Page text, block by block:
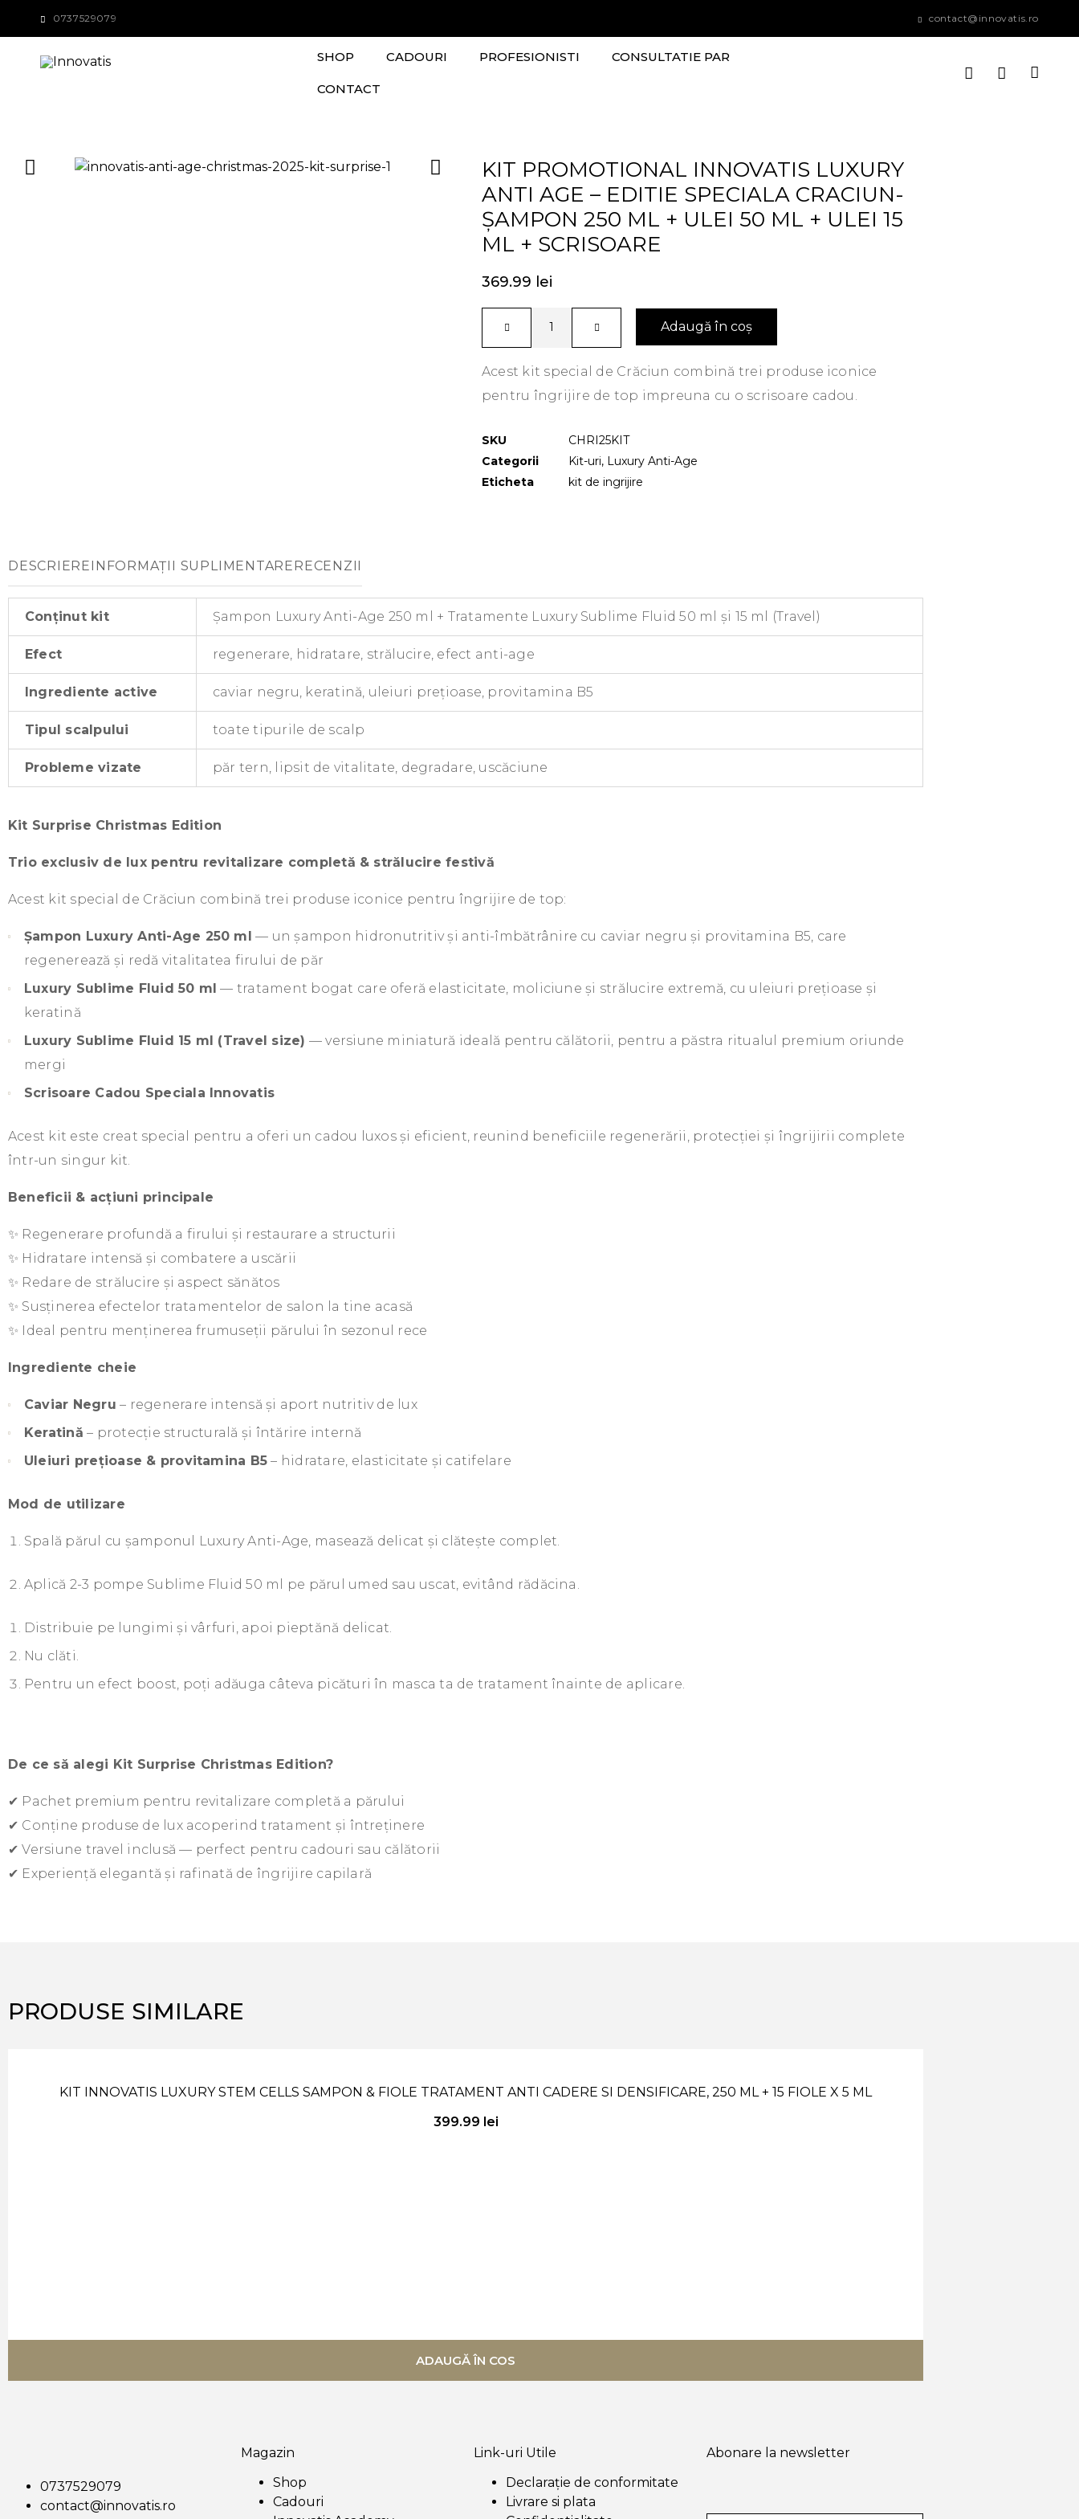
0737529079 contact@innovatis.ro
SHOP CADOURI PROFESIONISTI CONSULTATIE PAR
CONTACT
KIT PROMOTIONAL INNOVATIS LUXURY
ANTI AGE – EDITIE SPECIALA CRACIUN-
ȘAMPON 250 ML + ULEI 50 ML + ULEI 15
ML + SCRISOARE
369.99 lei
Adaugă în coș
Acest kit special de Crăciun combină trei produse iconice
pentru îngrijire de top impreuna cu o scrisoare cadou.
SKU
CHRI25KIT
Categorii
Kit-uri, Luxury Anti-Age
Eticheta
kit de ingrijire
DESCRIEREINFORMAȚII SUPLIMENTARERECENZII
Conținut kit Șampon Luxury Anti-Age 250 ml + Tratamente Luxury Sublime Fluid 50 ml și 15 ml (Travel)
Efect regenerare, hidratare, strălucire, efect anti-age
Ingrediente active caviar negru, keratină, uleiuri prețioase, provitamina B5
Tipul scalpului toate tipurile de scalp
Probleme vizate păr tern, lipsit de vitalitate, degradare, uscăciune
Kit Surprise Christmas Edition
Trio exclusiv de lux pentru revitalizare completă & strălucire festivă
Acest kit special de Crăciun combină trei produse iconice pentru îngrijire de top:
Șampon Luxury Anti-Age 250 ml — un șampon hidronutritiv și anti-îmbătrânire cu caviar negru și provitamina B5, care
regenerează și redă vitalitatea firului de păr
Luxury Sublime Fluid 50 ml — tratament bogat care oferă elasticitate, moliciune și strălucire extremă, cu uleiuri prețioase și
keratină
Luxury Sublime Fluid 15 ml (Travel size) — versiune miniatură ideală pentru călătorii, pentru a păstra ritualul premium oriunde
mergi
Scrisoare Cadou Speciala Innovatis
Acest kit este creat special pentru a oferi un cadou luxos și eficient, reunind beneficiile regenerării, protecției și îngrijirii complete
într-un singur kit.
Beneficii & acțiuni principale
✨ Regenerare profundă a firului și restaurare a structurii
✨ Hidratare intensă și combatere a uscării
✨ Redare de strălucire și aspect sănătos
✨ Susținerea efectelor tratamentelor de salon la tine acasă
✨ Ideal pentru menținerea frumuseții părului în sezonul rece
Ingrediente cheie
Caviar Negru – regenerare intensă și aport nutritiv de lux
Keratină – protecție structurală și întărire internă
Uleiuri prețioase & provitamina B5 – hidratare, elasticitate și catifelare
Mod de utilizare
Spală părul cu șamponul Luxury Anti-Age, masează delicat și clătește complet.
Aplică 2-3 pompe Sublime Fluid 50 ml pe părul umed sau uscat, evitând rădăcina.
Distribuie pe lungimi și vârfuri, apoi pieptănă delicat.
Nu clăti.
Pentru un efect boost, poți adăuga câteva picături în masca ta de tratament înainte de aplicare.
De ce să alegi Kit Surprise Christmas Edition?
✔ Pachet premium pentru revitalizare completă a părului
✔ Conține produse de lux acoperind tratament și întreținere
✔ Versiune travel inclusă — perfect pentru cadouri sau călătorii
✔ Experiență elegantă și rafinată de îngrijire capilară
PRODUSE SIMILARE
KIT INNOVATIS LUXURY STEM CELLS SAMPON & FIOLE TRATAMENT ANTI CADERE SI DENSIFICARE, 250 ML + 15 FIOLE X 5 ML
399.99 lei
ADAUGĂ ÎN COS
0737529079
contact@innovatis.ro
Magazin
Shop
Cadouri
Link-uri Utile
Declarație de conformitate
Livrare si plata
Abonare la newsletter